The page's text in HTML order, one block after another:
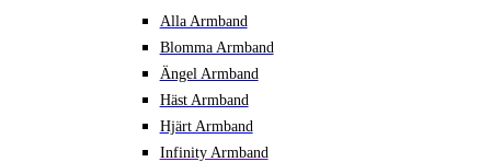
Alla Armband
Blomma Armband
Ängel Armband
Häst Armband
Hjärt Armband
Infinity Armband